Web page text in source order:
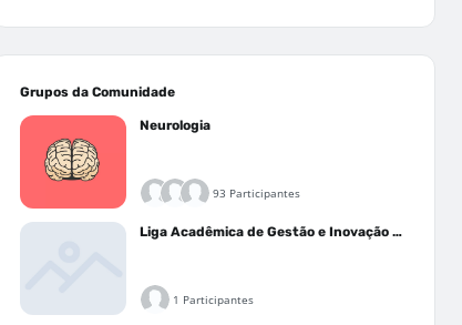
Grupos da Comunidade
Neurologia
93 Participantes
Liga Acadêmica de Gestão e Inovação Médica - LAGIM
1 Participantes